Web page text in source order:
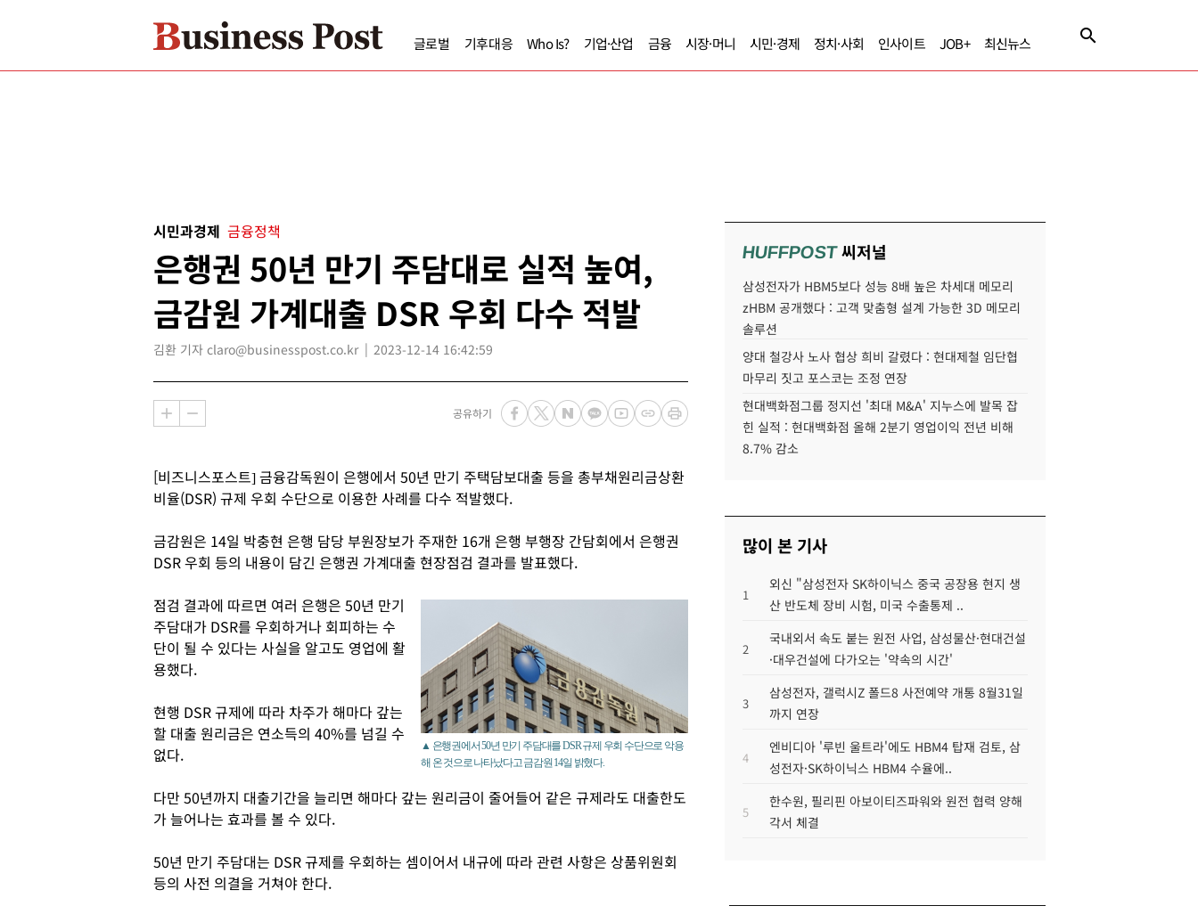
글로벌 기후대응 Who Is? 기업·산업 금융 시장·머니 시민·경제 정치·사회 인사이트 JOB+ 최신뉴스
시민과경제 금융정책
은행권 50년 만기 주담대로 실적 높여,
금감원 가계대출 DSR 우회 다수 적발
김환 기자 claro@businesspost.co.kr 2023-12-14 16:42:59
공유하기
[비즈니스포스트] 금융감독원이 은행에서 50년 만기 주택담보대출 등을 총부채원리금상환
비율(DSR) 규제 우회 수단으로 이용한 사례를 다수 적발했다.
금감원은 14일 박충현 은행 담당 부원장보가 주재한 16개 은행 부행장 간담회에서 은행권
DSR 우회 등의 내용이 담긴 은행권 가계대출 현장점검 결과를 발표했다.
▲ 은행권에서 50년 만기 주담대를 DSR 규제 우회 수단으로 악용
해 온 것으로 나타났다고 금감원 14일 밝혔다.
점검 결과에 따르면 여러 은행은 50년 만기
주담대가 DSR를 우회하거나 회피하는 수
단이 될 수 있다는 사실을 알고도 영업에 활
용했다.
현행 DSR 규제에 따라 차주가 해마다 갚는
할 대출 원리금은 연소득의 40%를 넘길 수
없다.
다만 50년까지 대출기간을 늘리면 해마다 갚는 원리금이 줄어들어 같은 규제라도 대출한도
가 늘어나는 효과를 볼 수 있다.
50년 만기 주담대는 DSR 규제를 우회하는 셈이어서 내규에 따라 관련 사항은 상품위원회
등의 사전 의결을 거쳐야 한다.
HUFFPOST씨저널
삼성전자가 HBM5보다 성능 8배 높은 차세대 메모리
zHBM 공개했다 : 고객 맞춤형 설계 가능한 3D 메모리
솔루션
양대 철강사 노사 협상 희비 갈렸다 : 현대제철 임단협
마무리 짓고 포스코는 조정 연장
현대백화점그룹 정지선 '최대 M&A' 지누스에 발목 잡
힌 실적 : 현대백화점 올해 2분기 영업이익 전년 비해
8.7% 감소
많이 본 기사
1
외신 "삼성전자 SK하이닉스 중국 공장용 현지 생
산 반도체 장비 시험, 미국 수출통제 ..
2
국내외서 속도 붙는 원전 사업, 삼성물산·현대건설
·대우건설에 다가오는 '약속의 시간'
3
삼성전자, 갤럭시Z 폴드8 사전예약 개통 8월31일
까지 연장
4
엔비디아 '루빈 울트라'에도 HBM4 탑재 검토, 삼
성전자·SK하이닉스 HBM4 수율에..
5
한수원, 필리핀 아보이티즈파워와 원전 협력 양해
각서 체결